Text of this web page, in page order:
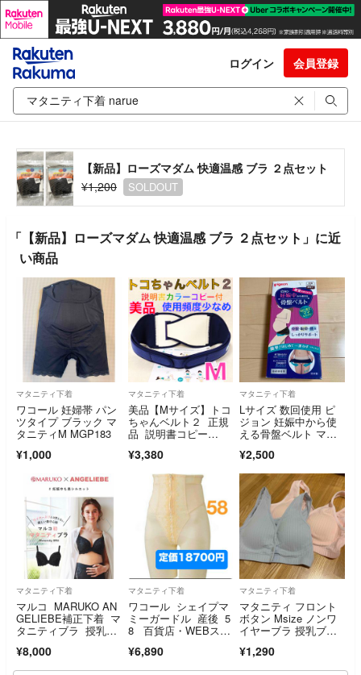
ログイン 会員登録
【新品】ローズマダム 快適温感 ブラ ２点セット
¥1,200
SOLDOUT
「【新品】ローズマダム 快適温感 ブラ ２点セット」に近
い商品
マタニティ下着
ワコール 妊婦帯 パン
ツタイプ ブラック マ
タニティM MGP183
¥1,000
マタニティ下着
美品【Mサイズ】トコ
ちゃんベルト２ 正規
品 説明書コピー
¥3,380
マタニティ下着
Lサイズ 数回使用 ピ
ジョン 妊娠中から使
える骨盤ベルト マタ
¥2,500
マタニティ下着
マルコ MARUKO AN
GELIEBE補正下着 マ
タニティブラ 授乳機
ク 黒 大きいサイ
ズ 体型補正
¥8,000
マタニティ下着
ワコール シェイプマ
ミーガードル 産後 5
8 百貨店・WEBスト
¥6,890
マタニティ下着
マタニティ フロント
ボタン Msize ノンワ
イヤーブラ 授乳ブ
¥1,290